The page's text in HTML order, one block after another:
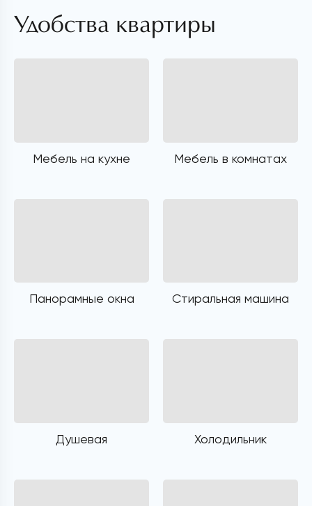
Удобства квартиры
Мебель на кухне Мебель в комнатах
Панорамные окна Стиральная машина
Душевая Холодильник